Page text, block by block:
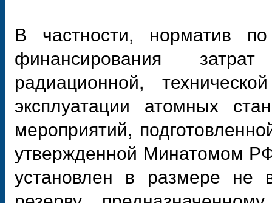
В частности, норматив
финансирования
радиационной,
эксплуатации атомных
мероприятий,
утвержденной Минатомом
установлен в размере